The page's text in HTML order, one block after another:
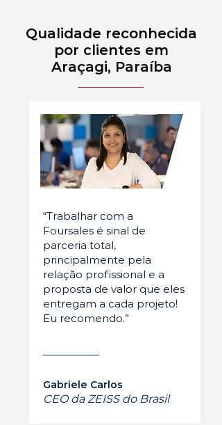
Qualidade reconhecida
por clientes em
Araçagi, Paraíba
“Trabalhar com a
Foursales é sinal de
parceria total,
principalmente pela
relação profissional e a
proposta de valor que eles
entregam a cada projeto!
Eu recomendo.”
Gabriele Carlos
CEO da ZEISS do Brasil